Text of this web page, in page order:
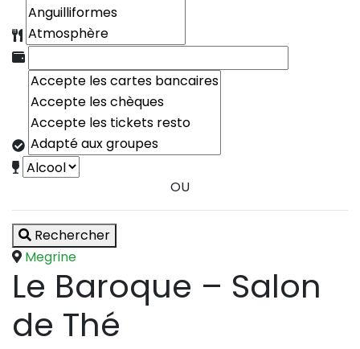
OU
Rechercher
Megrine
Le Baroque – Salon
de Thé